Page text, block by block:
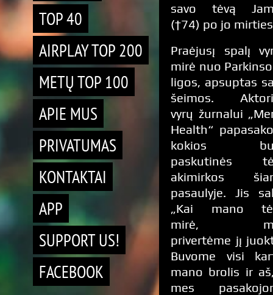
TOP 40
AIRPLAY TOP 200
METŲ TOP 100
APIE MUS
PRIVATUMAS
KONTAKTAI
APP
SUPPORT US!
FACEBOOK
savo tėvą
(†74) po jo
Praėjusį spalį
mirė nuo
ligos, apsuptas
šeimos.
vyrų žurnalui
Health“
kokios
paskutinės
akimirkos
pasaulyje. Jis
„Kai mano
mirė,
privertėme jį
Buvome visi
mano brolis ir
mes